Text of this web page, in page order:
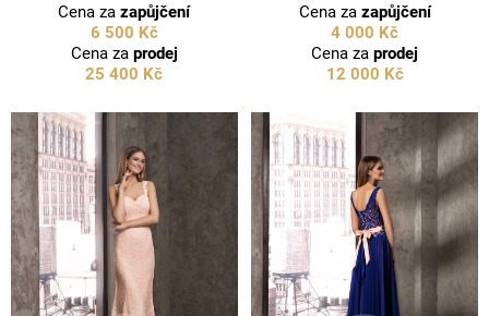
Cena zazapůjčení
6 500 Kč
Cena za prodej
25 400 Kč
Cena za zapůjčení
4 000 Kč
Cena zaprodej
12 000 Kč